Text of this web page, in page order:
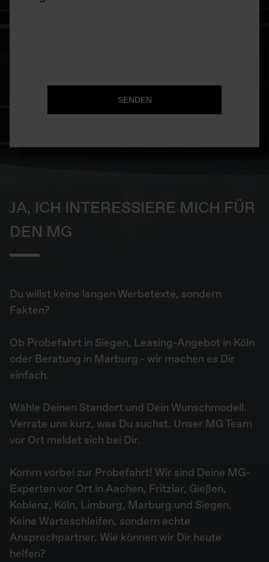
SENDEN
JA, ICH INTERESSIERE MICH FÜR
DEN MG
Du willst keine langen Werbetexte, sondern
Fakten?
Ob Probefahrt in Siegen, Leasing-Angebot in Köln
oder Beratung in Marburg - wir machen es Dir
einfach.
Wähle Deinen Standort und Dein Wunschmodell.
Verrate uns kurz, was Du suchst. Unser MG Team
vor Ort meldet sich bei Dir.
Komm vorbei zur Probefahrt! Wir sind Deine MG-
Experten vor Ort in Aachen, Fritzlar, Gießen,
Koblenz, Köln, Limburg, Marburg und Siegen.
Keine Warteschleifen, sondern echte
Ansprechpartner. Wie können wir Dir heute
helfen?